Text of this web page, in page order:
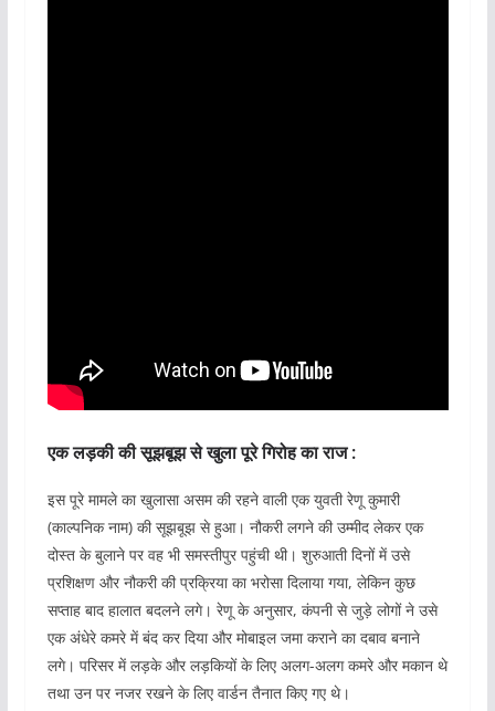
एक लड़की की सूझबूझ से खुला पूरे गिरोह का राज :
इस पूरे मामले का खुलासा असम की रहने वाली एक युवती रेणू कुमारी
(काल्पनिक नाम) की सूझबूझ से हुआ। नौकरी लगने की उम्मीद लेकर एक
दोस्त के बुलाने पर वह भी समस्तीपुर पहुंची थी। शुरुआती दिनों में उसे
प्रशिक्षण और नौकरी की प्रक्रिया का भरोसा दिलाया गया, लेकिन कुछ
सप्ताह बाद हालात बदलने लगे। रेणू के अनुसार, कंपनी से जुड़े लोगों ने उसे
एक अंधेरे कमरे में बंद कर दिया और मोबाइल जमा कराने का दबाव बनाने
लगे। परिसर में लड़के और लड़कियों के लिए अलग-अलग कमरे और मकान थे
तथा उन पर नजर रखने के लिए वार्डन तैनात किए गए थे।